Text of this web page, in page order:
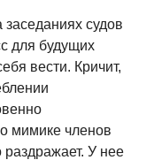
судов
для будущих
вести. Кричит,
мимике членов
раздражает. У нее